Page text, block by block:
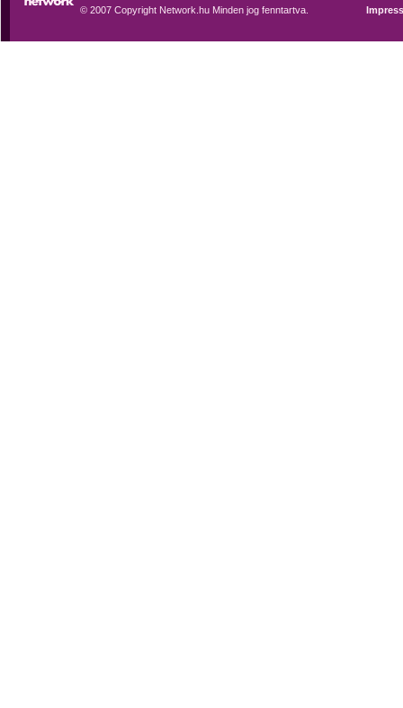
© 2007 Copyright Network.hu Minden jog fenntartva.